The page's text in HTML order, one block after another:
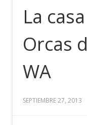
La
Orcas
WA
SEPTIEMBRE 27, 2013